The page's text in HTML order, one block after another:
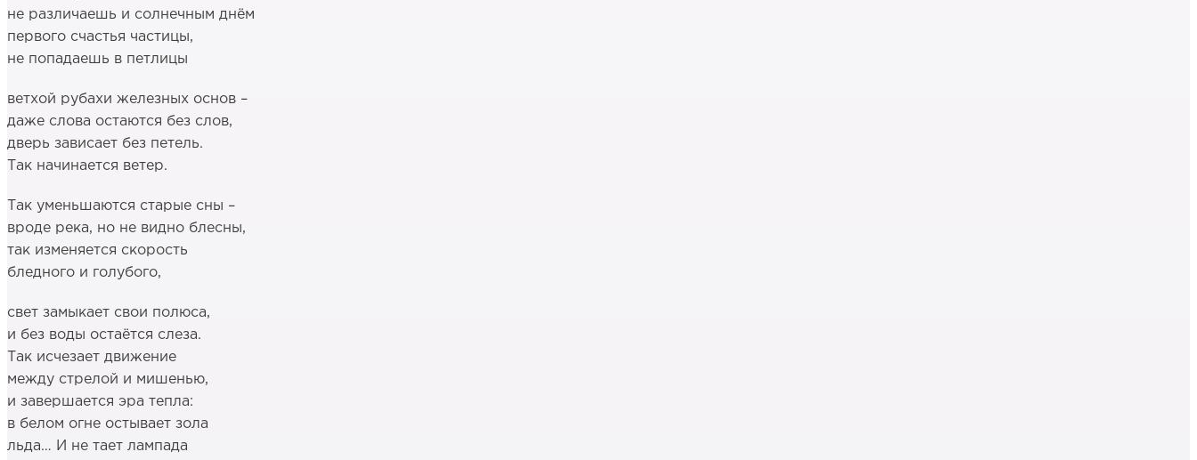
не различаешь и солнечным днём
первого счастья частицы,
не попадаешь в петлицы
ветхой рубахи железных основ –
даже слова остаются без слов,
дверь зависает без петель.
Так начинается ветер.
Так уменьшаются старые сны –
вроде река, но не видно блесны,
так изменяется скорость
бледного и голубого,
свет замыкает свои полюса,
и без воды остаётся слеза.
Так исчезает движение
между стрелой и мишенью,
и завершается эра тепла:
в белом огне остывает зола
льда… И не тает лампада